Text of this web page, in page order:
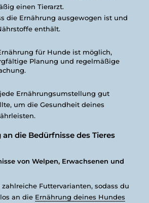
einen Tierarzt.
die Ernährung ausgewogen ist und
enthält.
für Hunde ist möglich,
Planung und regelmäßige
Ernährungsumstellung gut
um die Gesundheit deines
die Bedürfnisse des Tieres
von Welpen, Erwachsenen und
Futtervarianten, sodass du
an die Ernährung deines Hundes